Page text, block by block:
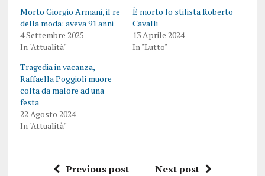
Morto Giorgio Armani, il re
della moda: aveva 91 anni
4 Settembre 2025
In "Attualità"
È morto lo stilista Roberto
Cavalli
13 Aprile 2024
In "Lutto"
Tragedia in vacanza,
Raffaella Poggioli muore
colta da malore ad una
festa
22 Agosto 2024
In "Attualità"
Previous post Next post